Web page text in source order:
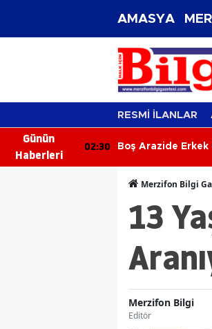
AMASYA
RESMİ İLANLAR
Günün
Haberleri
02:30
Boş Arazide Erkek
Merzifon Bilgi
13
Merzifon Bilgi
Editör